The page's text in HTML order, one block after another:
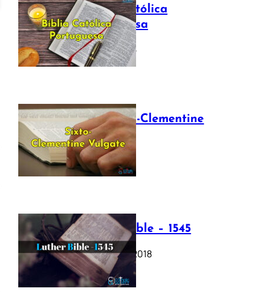
Bíblia Católica
Portuguesa
July 16, 2025
The Sixto-Clementine
Vulgate
July 12, 2025
Luther Bible – 1545
October 17, 2018